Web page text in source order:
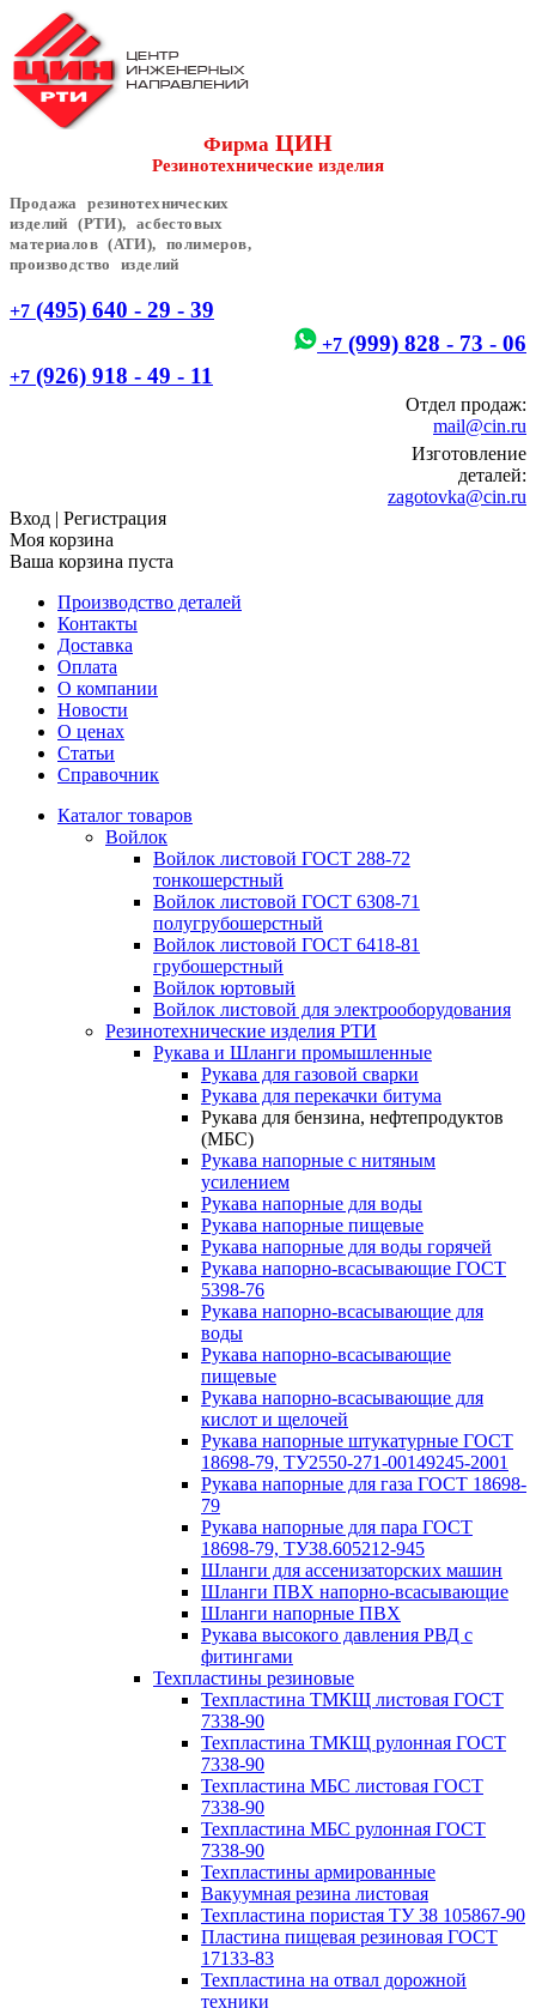
Фирма ЦИН
Резинотехнические изделия
Продажа резинотехнических
изделий (РТИ), асбестовых
материалов (АТИ), полимеров,
производство изделий
+7 (495) 640 - 29 - 39
+7 (999) 828 - 73 - 06
+7 (926) 918 - 49 - 11
Отдел продаж:
mail@cin.ru
Изготовление
деталей:
zagotovka@cin.ru
Вход | Регистрация
Моя корзина
Ваша корзина пуста
Производство деталей
Контакты
Доставка
Оплата
О компании
Новости
О ценах
Статьи
Справочник
Каталог товаров
Войлок
Войлок листовой ГОСТ 288-72
тонкошерстный
Войлок листовой ГОСТ 6308-71
полугрубошерстный
Войлок листовой ГОСТ 6418-81
грубошерстный
Войлок юртовый
Войлок листовой для электрооборудования
Резинотехнические изделия РТИ
Рукава и Шланги промышленные
Рукава для газовой сварки
Рукава для перекачки битума
Рукава для бензина, нефтепродуктов
(МБС)
Рукава напорные с нитяным
усилением
Рукава напорные для воды
Рукава напорные пищевые
Рукава напорные для воды горячей
Рукава напорно-всасывающие ГОСТ
5398-76
Рукава напорно-всасывающие для
воды
Рукава напорно-всасывающие
пищевые
Рукава напорно-всасывающие для
кислот и щелочей
Рукава напорные штукатурные ГОСТ
18698-79, ТУ2550-271-00149245-2001
Рукава напорные для газа ГОСТ 18698-
79
Рукава напорные для пара ГОСТ
18698-79, ТУ38.605212-945
Шланги для ассенизаторских машин
Шланги ПВХ напорно-всасывающие
Шланги напорные ПВХ
Рукава высокого давления РВД с
фитингами
Техпластины резиновые
Техпластина ТМКЩ листовая ГОСТ
7338-90
Техпластина ТМКЩ рулонная ГОСТ
7338-90
Техпластина МБС листовая ГОСТ
7338-90
Техпластина МБС рулонная ГОСТ
7338-90
Техпластины армированные
Вакуумная резина листовая
Техпластина пористая ТУ 38 105867-90
Пластина пищевая резиновая ГОСТ
17133-83
Техпластина на отвал дорожной
техники